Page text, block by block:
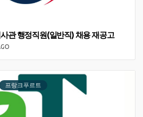
관 행정직원(일반직) 채용 재공고
프랑크푸르트